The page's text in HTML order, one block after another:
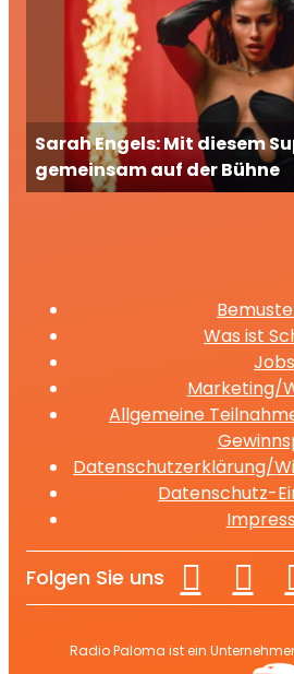
Sarah Engels: Mit diesem
gemeinsam auf der Bühne
Was ist
Jobs
Marketing/
Allgemeine
Datenschutzerklärung/
Datenschutz-
Folgen Sie uns
Radio Paloma ist ein